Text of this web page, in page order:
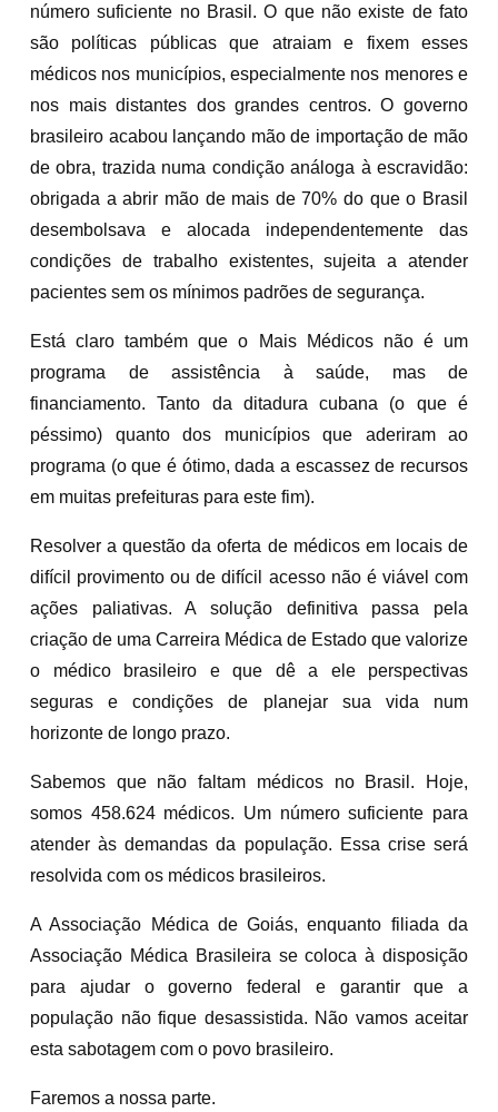
número suficiente no Brasil. O que não existe de fato
são políticas públicas que atraiam e fixem esses
médicos nos municípios, especialmente nos menores e
nos mais distantes dos grandes centros. O governo
brasileiro acabou lançando mão de importação de mão
de obra, trazida numa condição análoga à escravidão:
obrigada a abrir mão de mais de 70% do que o Brasil
desembolsava e alocada independentemente das
condições de trabalho existentes, sujeita a atender
pacientes sem os mínimos padrões de segurança.
Está claro também que o Mais Médicos não é um
programa de assistência à saúde, mas de
financiamento. Tanto da ditadura cubana (o que é
péssimo) quanto dos municípios que aderiram ao
programa (o que é ótimo, dada a escassez de recursos
em muitas prefeituras para este fim).
Resolver a questão da oferta de médicos em locais de
difícil provimento ou de difícil acesso não é viável com
ações paliativas. A solução definitiva passa pela
criação de uma Carreira Médica de Estado que valorize
o médico brasileiro e que dê a ele perspectivas
seguras e condições de planejar sua vida num
horizonte de longo prazo.
Sabemos que não faltam médicos no Brasil. Hoje,
somos 458.624 médicos. Um número suficiente para
atender às demandas da população. Essa crise será
resolvida com os médicos brasileiros.
A Associação Médica de Goiás, enquanto filiada da
Associação Médica Brasileira se coloca à disposição
para ajudar o governo federal e garantir que a
população não fique desassistida. Não vamos aceitar
esta sabotagem com o povo brasileiro.
Faremos a nossa parte.